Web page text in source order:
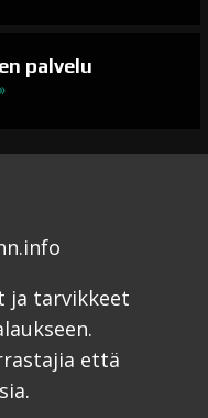
palvelu
ja tarvikkeet
että